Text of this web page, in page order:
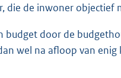
die de inwoner objectief
door de
wel na afloop van enig